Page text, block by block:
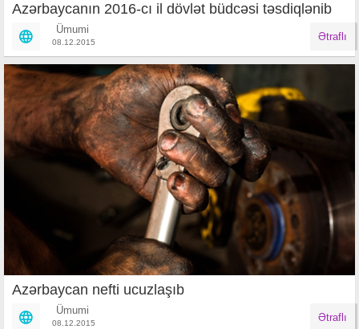
Azərbaycanın 2016-cı il dövlət büdcəsi təsdiqlənib
Ümumi
08.12.2015 Ətraflı
Azərbaycan nefti ucuzlaşıb
Ümumi
08.12.2015 Ətraflı